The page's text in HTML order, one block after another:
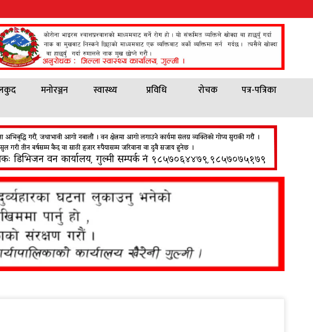
मनोरञ्जन स्वास्थ्य प्रविधि रोचक पत्र-पत्रिका